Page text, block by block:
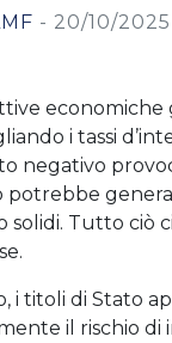
- 20/10/2025
i tassi
negativo
potrebbe
solidi. Tutto ciò
i titoli di Stato
il rischio di